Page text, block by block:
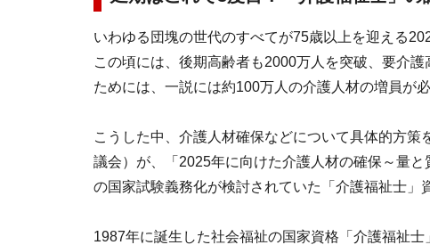
いわゆる団塊の世代のすべてが75歳以上を迎える
この頃には、後期高齢者も2000万人を突破、要介
ためには、一説には約100万人の介護人材の増員が
こうした中、介護人材確保などについて具体的方
議会）が、「2025年に向けた介護人材の確保～量
の国家試験義務化が検討されていた「介護福祉士」
1987年に誕生した社会福祉の国家資格「介護福祉